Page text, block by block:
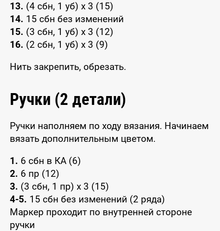
13. (4 сбн, 1 уб) x 3 (15)
14. 15 сбн без изменений
15. (3 сбн, 1 уб) x 3 (12)
16. (2 сбн, 1 уб) x 3 (9)
Нить закрепить, обрезать.
Ручки (2 детали)
Ручки наполняем по ходу вязания. Начинаем
вязать дополнительным цветом.
1. 6 сбн в КА (6)
2. 6 пр (12)
3. (3 сбн, 1 пр) x 3 (15)
4-5. 15 сбн без изменений (2 ряда)
Маркер проходит по внутренней стороне
ручки